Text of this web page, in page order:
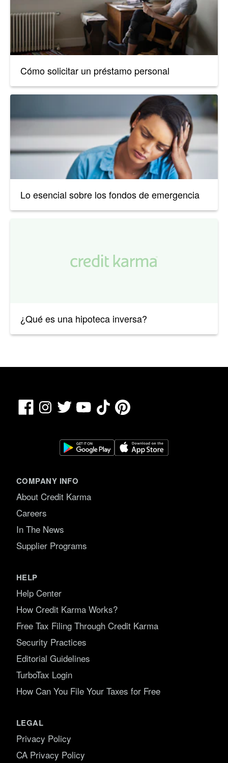
Cómo solicitar un préstamo personal
Lo esencial sobre los fondos de emergencia
¿Qué es una hipoteca inversa?
FacebookInstagram
Twitter YouTubeTikTokPinterest
COMPANY INFO
About Credit Karma
Careers
In The News
Supplier Programs
HELP
Help Center
How Credit Karma Works?
Free Tax Filing Through Credit Karma
Security Practices
Editorial Guidelines
TurboTax Login
How Can You File Your Taxes for Free
LEGAL
Privacy Policy
CA Privacy Policy